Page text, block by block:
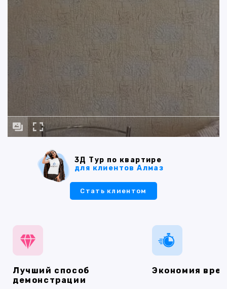
3Д Тур по квартире
для клиентов Алмаз
Стать клиентом
Лучший способ
демонстрации
Экономия